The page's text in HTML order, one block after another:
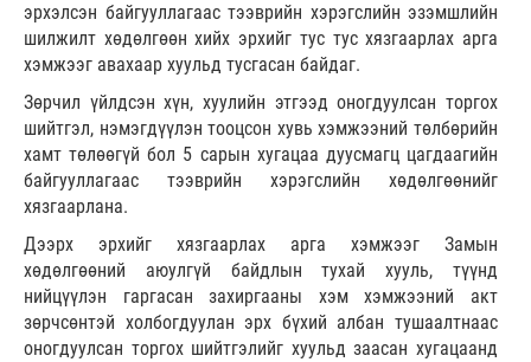
эрхэлсэн байгууллагаас тээврийн хэрэгслийн эзэмшлийн
шилжилт хөдөлгөөн хийх эрхийг тус тус хязгаарлах арга
хэмжээг авахаар хуульд тусгасан байдаг.
Зөрчил үйлдсэн хүн, хуулийн этгээд оногдуулсан торгох
шийтгэл, нэмэгдүүлэн тооцсон хувь хэмжээний төлбөрийн
хамт төлөөгүй бол 5 сарын хугацаа дуусмагц цагдаагийн
байгууллагаас тээврийн хэрэгслийн хөдөлгөөнийг
хязгаарлана.
Дээрх эрхийг хязгаарлах арга хэмжээг Замын
хөдөлгөөний аюулгүй байдлын тухай хууль, түүнд
нийцүүлэн гаргасан захиргааны хэм хэмжээний акт
зөрчсөнтэй холбогдуулан эрх бүхий албан тушаалтнаас
оногдуулсан торгох шийтгэлийг хуульд заасан хугацаанд